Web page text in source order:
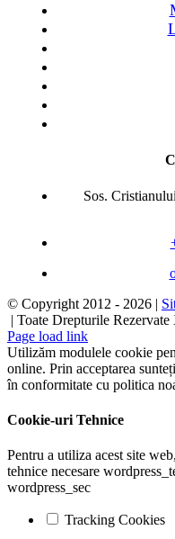
Sos.
© Copyright 2012 - 2026 |
| Toate Drepturile
Page load link
Utilizăm modulele cookie
online. Prin acceptarea
în conformitate cu politica
Cookie-uri Tehnice
Pentru a utiliza acest site
tehnice necesare
wordpress_sec
Tracking Cookies